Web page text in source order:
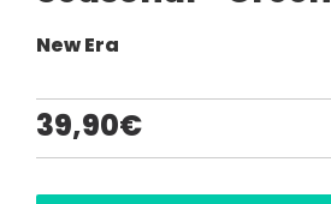
New Era
39,90€